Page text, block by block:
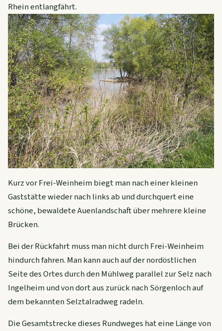
Rhein entlangfährt.
Kurz vor Frei-Weinheim biegt man nach einer kleinen
Gaststätte wieder nach links ab und durchquert eine
schöne, bewaldete Auenlandschaft über mehrere kleine
Brücken.
Bei der Rückfahrt muss man nicht durch Frei-Weinheim
hindurch fahren. Man kann auch auf der nordöstlichen
Seite des Ortes durch den Mühlweg parallel zur Selz nach
Ingelheim und von dort aus zurück nach Sörgenloch auf
dem bekannten Selztalradweg radeln.
Die Gesamtstrecke dieses Rundweges hat eine Länge von